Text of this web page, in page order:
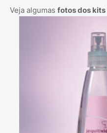
Veja algumas fotos dos kits